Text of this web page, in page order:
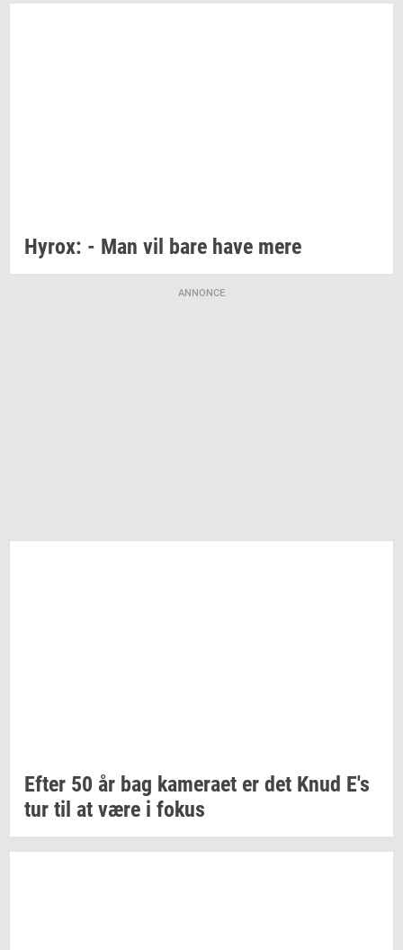
Hyrox: - Man vil bare have mere
ANNONCE
Efter 50 år bag ka­me­ra­et er det Knud E's
tur til at være i fokus